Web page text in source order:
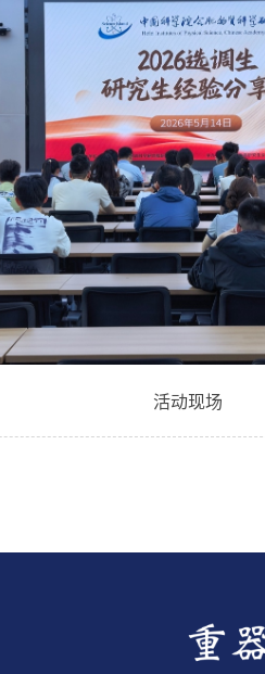
活动现场